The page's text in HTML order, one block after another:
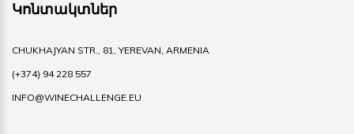
Կոնտակտներ
CHUKHAJYAN STR., 81, YEREVAN, ARMENIA
(+374) 94 228 557
INFO@WINECHALLENGE.EU